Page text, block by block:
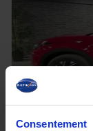
Consentement